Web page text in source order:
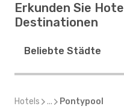
Erkunden Sie
Destinationen
Beliebte Städte
Hotels ... Pontypool